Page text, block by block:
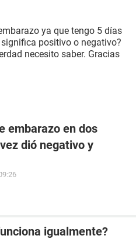
ya que tengo 5 días
positivo o negativo?
necesito saber. Gracias
embarazo en dos
dió negativo y
igualmente?